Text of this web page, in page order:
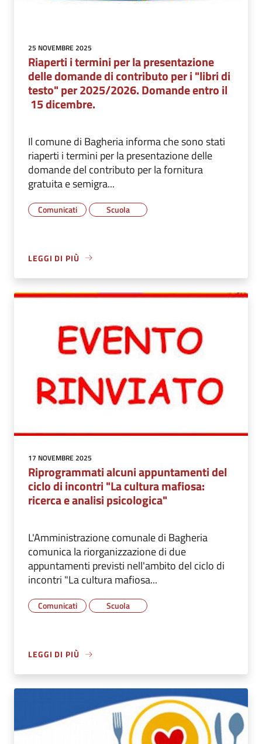
25 NOVEMBRE 2025
Riaperti i termini per la presentazione
delle domande di contributo per i "libri di
testo" per 2025/2026. Domande entro il
15 dicembre.
Il comune di Bagheria informa che sono stati
riaperti i termini per la presentazione delle
domande del contributo per la fornitura
gratuita e semigra...
Comunicati Scuola
LEGGI DI PIÙ
17 NOVEMBRE 2025
Riprogrammati alcuni appuntamenti del
ciclo di incontri "La cultura mafiosa:
ricerca e analisi psicologica"
L'Amministrazione comunale di Bagheria
comunica la riorganizzazione di due
appuntamenti previsti nell'ambito del ciclo di
incontri "La cultura mafiosa...
Comunicati Scuola
LEGGI DI PIÙ